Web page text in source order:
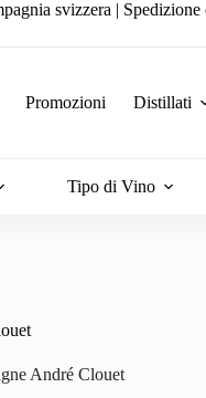
svizzera |
Promozioni Distillati
Tipo di Vino
André Clouet